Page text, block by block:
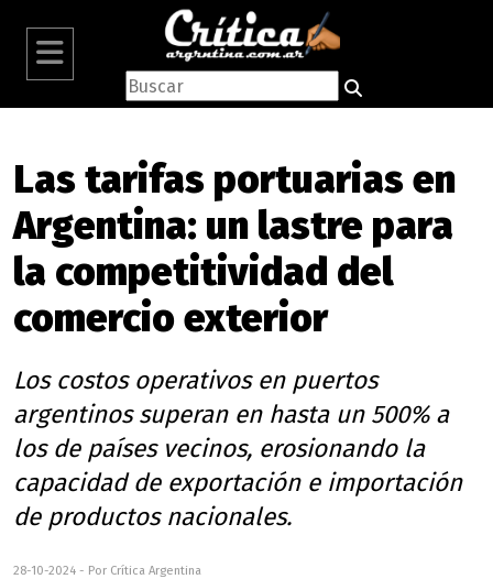
Las tarifas portuarias en
Argentina: un lastre para
la competitividad del
comercio exterior
Los costos operativos en puertos
argentinos superan en hasta un 500% a
los de países vecinos, erosionando la
capacidad de exportación e importación
de productos nacionales.
28-10-2024 - Por Crítica Argentina